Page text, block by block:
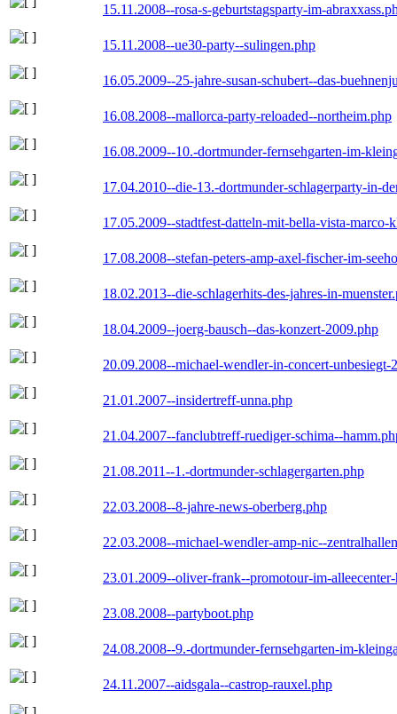
15.11.2008--rosa-s-geburtstagsparty-im-
15.11.2008--ue30-party--sulingen.php
16.05.2009--25-jahre-susan-schubert--das-
16.08.2008--mallorca-party-reloaded--northeim.php
16.08.2009--10.-dortmunder-fernsehgarten-im-
17.04.2010--die-13.-dortmunder-schlagerparty-in-
17.05.2009--stadtfest-datteln-mit-bella-vista-marco-
17.08.2008--stefan-peters-amp-axel-fischer-im-
18.02.2013--die-schlagerhits-des-jahres-in-
18.04.2009--joerg-bausch--das-konzert-2009.php
20.09.2008--michael-wendler-in-concert-unbesiegt-
21.01.2007--insidertreff-unna.php
21.04.2007--fanclubtreff-ruediger-schima--
21.08.2011--1.-dortmunder-schlagergarten.php
22.03.2008--8-jahre-news-oberberg.php
22.03.2008--michael-wendler-amp-nic--
23.01.2009--oliver-frank--promotour-im-
23.08.2008--partyboot.php
24.08.2008--9.-dortmunder-fernsehgarten-im-
24.11.2007--aidsgala--castrop-rauxel.php